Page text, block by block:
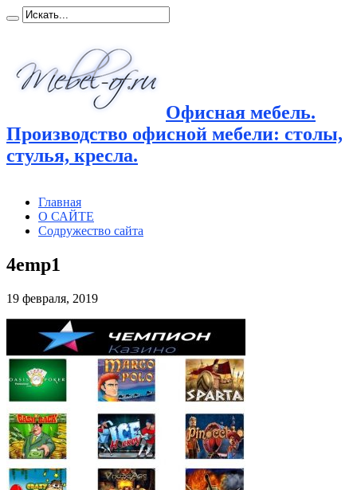
Офисная мебель.
Производство офисной мебели: столы,
стулья, кресла.
Главная
О САЙТЕ
Содружество сайта
4emp1
19 февраля, 2019